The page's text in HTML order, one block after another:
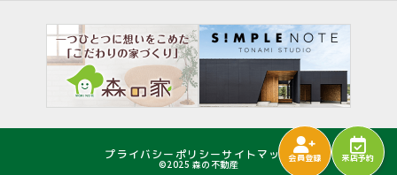
会員登録 来店予約
プライバシーポリシーサイトマップ
©2025 森の不動産